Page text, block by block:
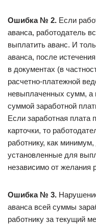
Ошибка № 2. Если
аванса, работодатель
выплатить аванс. И
аванса, после
в документах (в
расчетно-платежной
невыплаченных сумм, а
суммой заработной
Если заработная плата
карточки, то
работнику, как
установленные для
независимо от желания
Ошибка № 3.
аванса всей суммы
работнику за текущий